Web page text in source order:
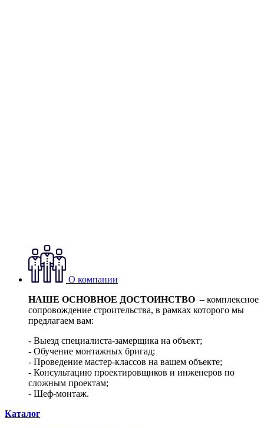
О компании
НАШЕ ОСНОВНОЕ ДОСТОИНСТВО – комплексное
сопровождение строительства, в рамках которого мы
предлагаем вам:
- Выезд специалиста-замерщика на объект;
- Обучение монтажных бригад;
- Проведение мастер-классов на вашем объекте;
- Консультацию проектировщиков и инженеров по
сложным проектам;
- Шеф-монтаж.
Каталог